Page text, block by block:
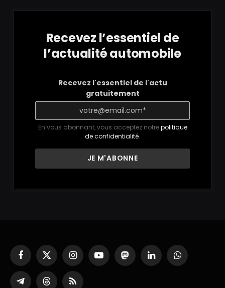
Recevez l’essentiel de
l’actualité automobile
Recevez l'essentiel de l'actu
gratuitement
En vous abonnant, vous acceptez notrepolitique
de confidentialité.
Facebook
X
(Twitter)
InstagramYouTubeMastodonLinkedInWhatsApp
PartagerThreadsRSS